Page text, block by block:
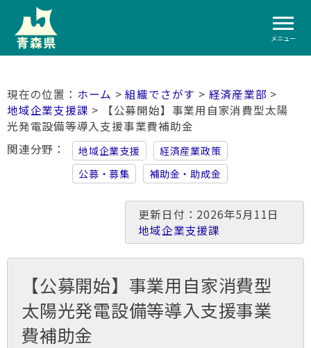
メニュー
ホーム >組織でさがす > 経済産業部 >
地域企業支援課 > 【公募開始】事業用自家消費型太陽
光発電設備等導入支援事業費補助金
関連分野
地域企業支援
経済産業政策
公募・募集
補助金・助成金
更新日付：2026年5月11日
地域企業支援課
【公募開始】事業用自家消費型
太陽光発電設備等導入支援事業
費補助金